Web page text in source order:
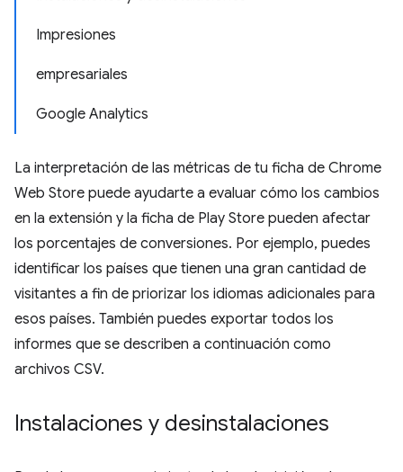
Impresiones
empresariales
Google Analytics
La interpretación de las métricas de tu ficha de Chrome
Web Store puede ayudarte a evaluar cómo los cambios
en la extensión y la ficha de Play Store pueden afectar
los porcentajes de conversiones. Por ejemplo, puedes
identificar los países que tienen una gran cantidad de
visitantes a fin de priorizar los idiomas adicionales para
esos países. También puedes exportar todos los
informes que se describen a continuación como
archivos CSV.
Instalaciones y desinstalaciones